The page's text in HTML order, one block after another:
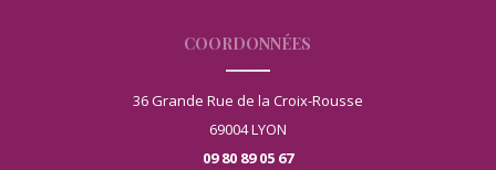
COORDONNÉES
36 Grande Rue de la Croix-Rousse
69004 LYON
09 80 89 05 67